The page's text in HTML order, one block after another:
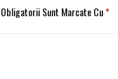
Sunt Marcate Cu*